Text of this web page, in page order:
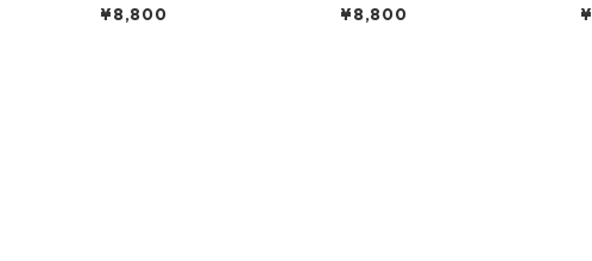
¥8,800 ¥8,800